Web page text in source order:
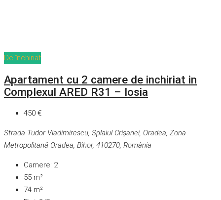
De închiriat
Apartament cu 2 camere de inchiriat in
Complexul ARED R31 – Iosia
450 €
Strada Tudor Vladimirescu, Splaiul Crișanei, Oradea, Zona
Metropolitană Oradea, Bihor, 410270, România
Camere: 2
55 m²
74 m²